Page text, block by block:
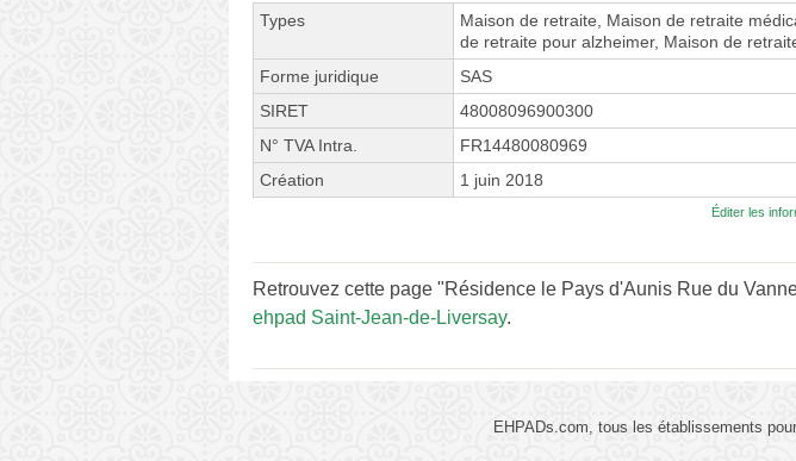
Types
Maison de retraite, Maison de retraite
de retraite pour alzheimer, Maison de
Forme juridique
SAS
SIRET
48008096900300
N° TVA Intra.
FR14480080969
Création
1 juin 2018
Éditer les
Retrouvez cette page "Résidence le Pays d'Aunis Rue du
ehpad Saint-Jean-de-Liversay.
EHPADs.com, tous les établissements